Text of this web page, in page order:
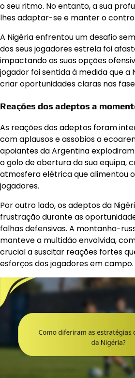
o seu ritmo. No entanto, a sua
lhes adaptar-se e manter o
A Nigéria enfrentou um desafio
dos seus jogadores estrela foi
impactando as suas opções
jogador foi sentida à medida que a
criar oportunidades claras nas
Reações dos adeptos a
As reações dos adeptos foram
com aplausos e assobios a
apoiantes da Argentina
o golo de abertura da sua equipa,
atmosfera elétrica que alimentou
jogadores.
Por outro lado, os adeptos da
frustração durante as
falhas defensivas. A montanha-
manteve a multidão envolvida,
crucial a suscitar reações fortes
esforços dos jogadores em campo.